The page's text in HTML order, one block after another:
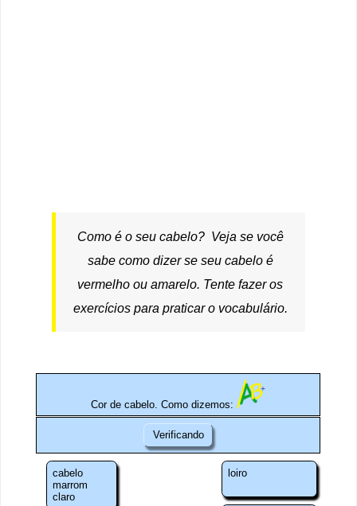
Como é o seu cabelo? Veja se você
sabe como dizer se seu cabelo é
vermelho ou amarelo. Tente fazer os
exercícios para praticar o vocabulário.